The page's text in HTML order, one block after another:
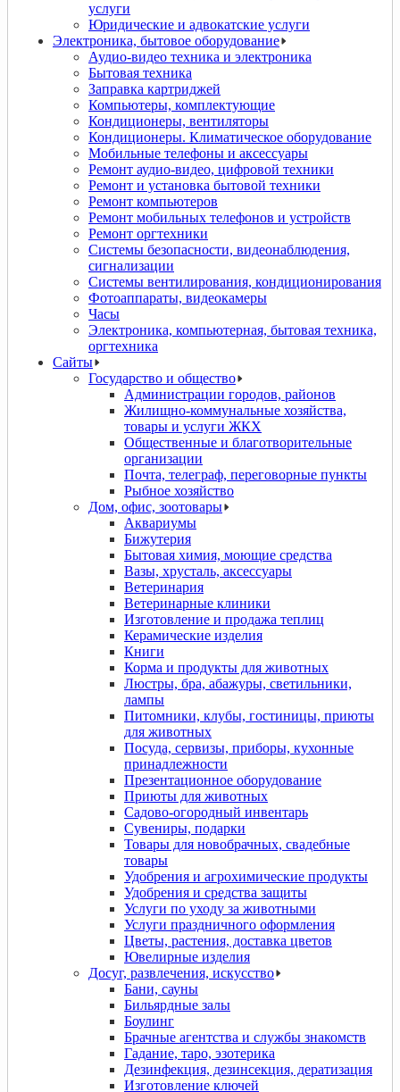
услуги
Юридические и адвокатские услуги
Электроника, бытовое оборудование
Аудио-видео техника и электроника
Бытовая техника
Заправка картриджей
Компьютеры, комплектующие
Кондиционеры, вентиляторы
Кондиционеры. Климатическое оборудование
Мобильные телефоны и аксессуары
Ремонт аудио-видео, цифровой техники
Ремонт и установка бытовой техники
Ремонт компьютеров
Ремонт мобильных телефонов и устройств
Ремонт оргтехники
Системы безопасности, видеонаблюдения,
сигнализации
Системы вентилирования, кондиционирования
Фотоаппараты, видеокамеры
Часы
Электроника, компьютерная, бытовая техника,
оргтехника
Сайты
Государство и общество
Администрации городов, районов
Жилищно-коммунальные хозяйства,
товары и услуги ЖКХ
Общественные и благотворительные
организации
Почта, телеграф, переговорные пункты
Рыбное хозяйство
Дом, офис, зоотовары
Аквариумы
Бижутерия
Бытовая химия, моющие средства
Вазы, хрусталь, аксессуары
Ветеринария
Ветеринарные клиники
Изготовление и продажа теплиц
Керамические изделия
Книги
Корма и продукты для животных
Люстры, бра, абажуры, светильники,
лампы
Питомники, клубы, гостиницы, приюты
для животных
Посуда, сервизы, приборы, кухонные
принадлежности
Презентационное оборудование
Приюты для животных
Садово-огородный инвентарь
Сувениры, подарки
Товары для новобрачных, свадебные
товары
Удобрения и агрохимические продукты
Удобрения и средства защиты
Услуги по уходу за животными
Услуги праздничного оформления
Цветы, растения, доставка цветов
Ювелирные изделия
Досуг, развлечения, искусство
Бани, сауны
Бильярдные залы
Боулинг
Брачные агентства и службы знакомств
Гадание, таро, эзотерика
Дeзинфекция, дeзинсекция, дератизация
Изготовление ключей